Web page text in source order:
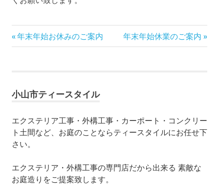
投
ナ
ゲ
ー
シ
ョ
前
の
年末年始お休みのご案内
次
の
年末年始休業のご案内
小山市ティースタイル
エクステリア工事・外構工事・カーポート・コンクリー
ト土間など、お庭のことならティースタイルにお任せ下
さい。
エクステリア・外構工事の専門店だから出来る 素敵な
お庭造りをご提案致します。